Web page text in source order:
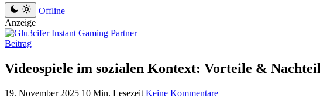
Offline
Anzeige
Beitrag
Videospiele im sozialen Kontext: Vorteile &
19. November 2025 10 Min. Lesezeit Keine Kommentare